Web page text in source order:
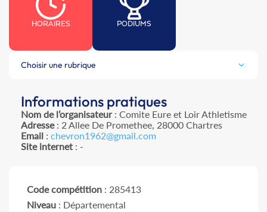
HORAIRES PODIUMS
Choisir une rubrique
Informations pratiques
Nom de l’organisateur: Comite Eure et Loir Athletisme
Adresse: 2 Allee De Promethee, 28000 Chartres
Email: chevron1962@gmail.com
Site internet: -
Code compétition : 285413
Niveau : Départemental